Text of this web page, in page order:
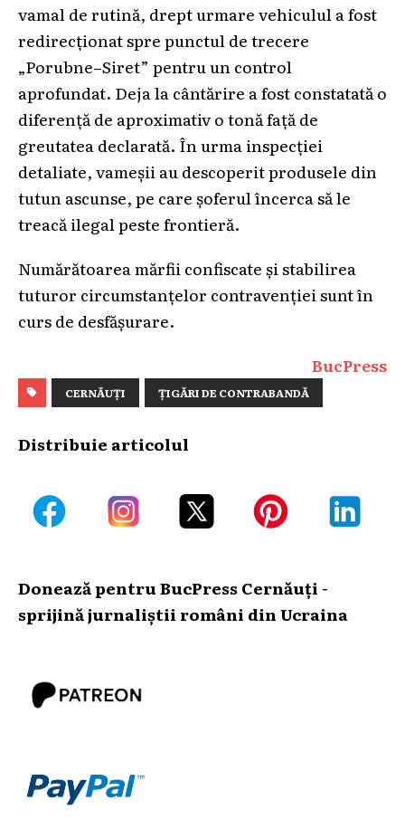
vamal de rutină, drept urmare vehiculul a fost
redirecționat spre punctul de trecere
„Porubne–Siret” pentru un control
aprofundat. Deja la cântărire a fost constatată o
diferență de aproximativ o tonă față de
greutatea declarată. În urma inspecției
detaliate, vameșii au descoperit produsele din
tutun ascunse, pe care șoferul încerca să le
treacă ilegal peste frontieră.
Numărătoarea mărfii confiscate și stabilirea
tuturor circumstanțelor contravenției sunt în
curs de desfășurare.
BucPress
CERNĂUȚI ȚIGĂRI DE CONTRABANDĂ
Distribuie articolul
Donează pentru BucPress Cernăuți -
sprijină jurnaliștii români din Ucraina